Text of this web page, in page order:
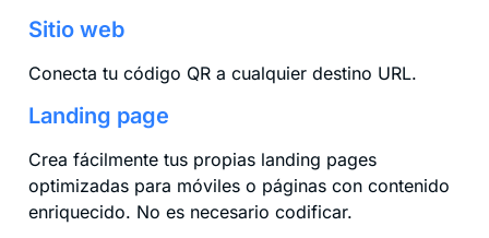
Sitio web
Conecta tu código QR a cualquier destino URL.
Landing page
Crea fácilmente tus propias landing pages
optimizadas para móviles o páginas con contenido
enriquecido. No es necesario codificar.